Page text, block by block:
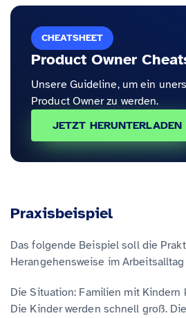
CHEATSHEET
Product Owner
Unsere Guideline, um ein
Product Owner zu werden.
JETZT HERUNTERLADEN
Praxisbeispiel
Das folgende Beispiel soll die
Herangehensweise im
Die Situation: Familien mit Kindern
Die Kinder werden schnell groß.